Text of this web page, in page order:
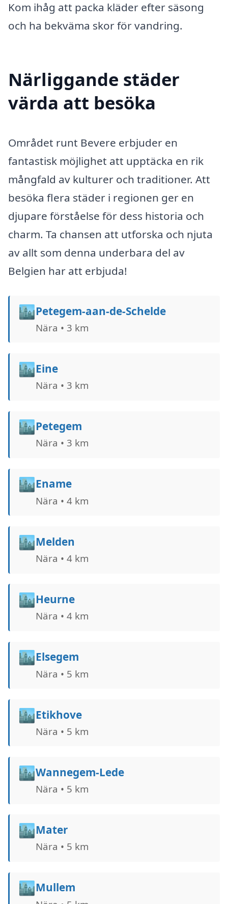
Kom ihåg att packa kläder efter säsong
och ha bekväma skor för vandring.
Närliggande städer
värda att besöka
Området runt Bevere erbjuder en
fantastisk möjlighet att upptäcka en rik
mångfald av kulturer och traditioner. Att
besöka flera städer i regionen ger en
djupare förståelse för dess historia och
charm. Ta chansen att utforska och njuta
av allt som denna underbara del av
Belgien har att erbjuda!
🏙️Petegem-aan-de-Schelde
Nära • 3 km
🏙️Eine
Nära • 3 km
🏙️Petegem
Nära • 3 km
🏙️Ename
Nära • 4 km
🏙️Melden
Nära • 4 km
🏙️Heurne
Nära • 4 km
🏙️Elsegem
Nära • 5 km
🏙️Etikhove
Nära • 5 km
🏙️Wannegem-Lede
Nära • 5 km
🏙️Mater
Nära • 5 km
🏙️Mullem